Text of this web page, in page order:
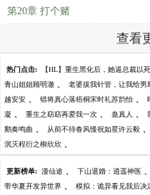
第20章 打个赌
查看
热门点击: 【HL】重生黑化后，她逼总裁以
青山姐姐顾明澈 、 老婆拔我针管，让我给男
越安安 、 错将真心落梧桐宋时礼苏韵怡 、
凝 、 重生之窈窈再爱我一次 、 蛊真人 、
鹅奏鸣曲 、 从前不待春风慢祝如星许云毅 、
泯灭程衍之柳欣欣 、
更新榜单: 漫仙途 、 下山退婚：逍遥神医 、
带华夏开发异世界 、 模拟：诡异看见我后决